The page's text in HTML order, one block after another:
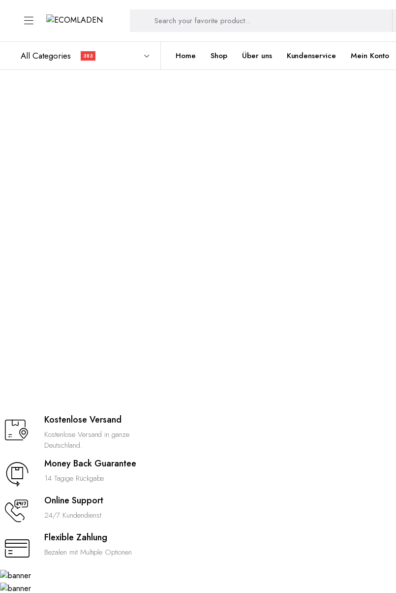
All Categories 383 Home Shop Über uns Kundenservice Mein Konto
Kostenlose Versand
Kostenlose Versand in ganze
Deutschland.
Money Back Guarantee
14 Tagige Rückgabe
Online Support
24/7 Kundendienst
Flexible Zahlung
Bezalen mit Multiple Optionen